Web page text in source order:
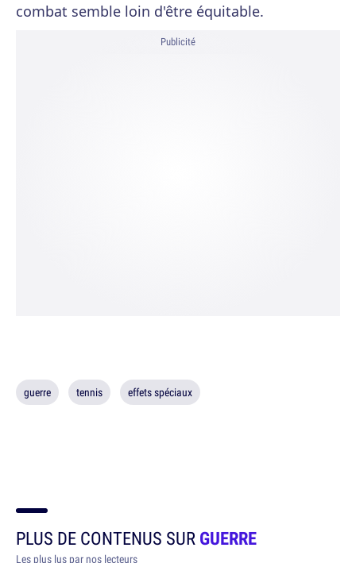
combat semble loin d'être équitable.
Publicité
guerre tennis effets spéciaux
PLUS DE CONTENUS SURGUERRE
Les plus lus par nos lecteurs